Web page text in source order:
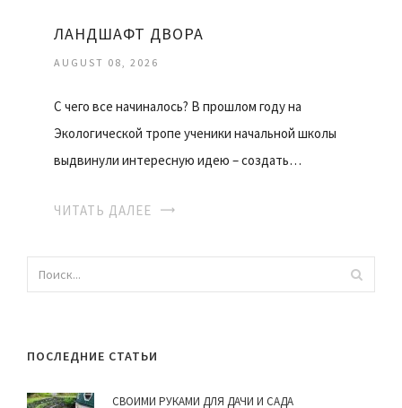
ЛАНДШАФТ ДВОРА
AUGUST 08, 2026
С чего все начиналось? В прошлом году на
Экологической тропе ученики начальной школы
выдвинули интересную идею – создать…
ЧИТАТЬ ДАЛЕЕ
ПОСЛЕДНИЕ СТАТЬИ
СВОИМИ РУКАМИ ДЛЯ ДАЧИ И САДА